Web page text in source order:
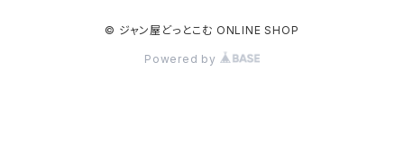
© ジャン屋どっとこむ ONLINE SHOP
Powered by